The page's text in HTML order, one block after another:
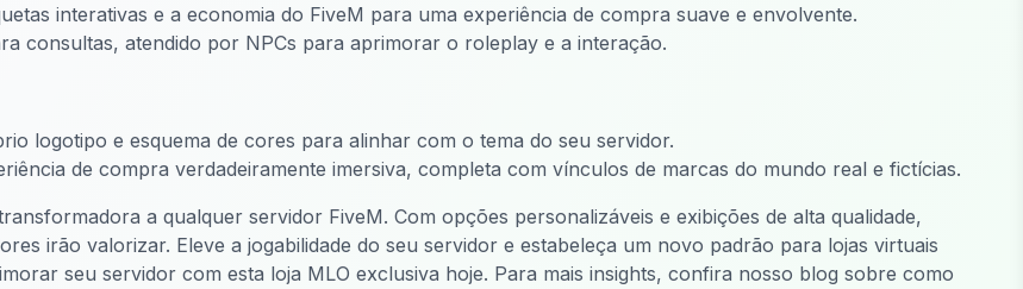
interativas e a economia do FiveM para uma experiência de compra suave e envolvente.
consultas, atendido por NPCs para aprimorar o roleplay e a interação.
logotipo e esquema de cores para alinhar com o tema do seu servidor.
de compra verdadeiramente imersiva, completa com vínculos de marcas do mundo real e fictícias.
a qualquer servidor FiveM. Com opções personalizáveis e exibições de alta qualidade,
irão valorizar. Eleve a jogabilidade do seu servidor e estabeleça um novo padrão para lojas virtuais
seu servidor com esta loja MLO exclusiva hoje. Para mais insights, confira nosso blog sobre como